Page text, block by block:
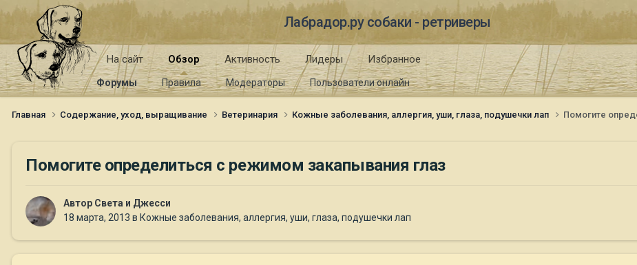
Лабрадор.ру собаки - ретриверы
На сайт Обзор
Форумы Правила Модераторы Пользователи онлайн
Активность Лидеры Избранное
Главная Содержание, уход, выращивание Ветеринария Кожные заболевания, аллергия, уши, глаза, подушечки лап Помогите
Помогите определиться с режимом закапывания глаз
Автор Света и Джесси
18 марта, 2013 в Кожные заболевания, аллергия, уши, глаза, подушечки лап